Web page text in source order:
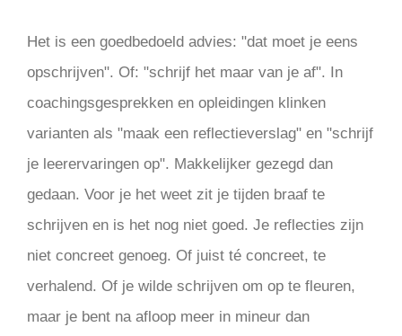
Het is een goedbedoeld advies: "dat moet je eens
opschrijven". Of: "schrijf het maar van je af". In
coachingsgesprekken en opleidingen klinken
varianten als "maak een reflectieverslag" en "schrijf
je leerervaringen op". Makkelijker gezegd dan
gedaan. Voor je het weet zit je tijden braaf te
schrijven en is het nog niet goed. Je reflecties zijn
niet concreet genoeg. Of juist té concreet, te
verhalend. Of je wilde schrijven om op te fleuren,
maar je bent na afloop meer in mineur dan